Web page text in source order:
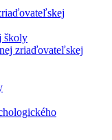
školy
zriaďovateľskej